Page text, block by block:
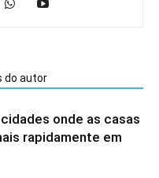
do autor
onde as casas
rapidamente em